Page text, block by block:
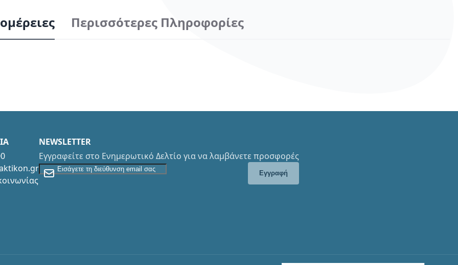
Περισσότερες Πληροφορίες
NEWSLETTER
Εγγραφείτε στο Ενημερωτικό Δελτίο για να λαμβάνετε προσφορές
Εγγραφείτε στο Newsletter
Εγγραφή